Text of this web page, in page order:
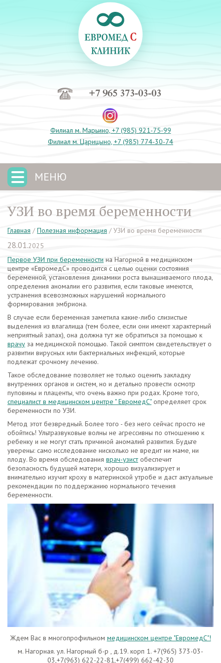
+7 965 373-03-03
Филиал м. Марьино, +7 (985) 921-75-99
Филиал м. Царицыно, +7 (985) 774-30-74
МЕНЮ
УЗИ во время беременности
Главная / Полезная информация / УЗИ во время беременности
28.01.2025
Первое УЗИ при беременности на Нагорной в медицинском
центре «ЕвромедС» проводится с целью оценки состояния
беременной, установления динамики роста вынашиваемого плода,
определения аномалии его развития, если таковые имеются,
устранения всевозможных нарушений нормального
формирования эмбриона.
В случае если беременная заметила какие-либо слизистые
выделения из влагалища (тем более, если они имеют характерный
неприятный запах), она должна тут же обратиться за помощью к
врачу за медицинской помощью. Такой симптом свидетельствует о
развитии вирусных или бактериальных инфекций, которые
подлежат срочному лечению.
Такое обследование позволяет не только оценить закладку
внутренних органов и систем, но и детально провести осмотр
пуповины и плаценты, что очень важно при родах. Кроме того,
специалист в медицинском центре " ЕвромедС"определяет срок
беременности по УЗИ.
Метод этот безвредный. Более того - без него сейчас просто не
обойтись! Ультразвуковые волны не агрессивны по отношению к
ребенку и не могут стать причиной аномалий развития. Будьте
уверены: само исследование нисколько не вредит ни маме, ни
плоду. Во время обследования врач-узистобеспечит
безопасность будущей матери, хорошо визуализирует и
внимательно изучит кроху в материнской утробе и даст актуальные
рекомендации по поддержанию нормального течения
беременности.
Ждем Вас в многопрофильном медицинском центре "ЕвромедС"!
м. Нагорная. ул. Нагорный б-р , д.19. корп 1. +7(965) 373-03-
03,+7(963) 622-22-81,+7(499) 662-42-30